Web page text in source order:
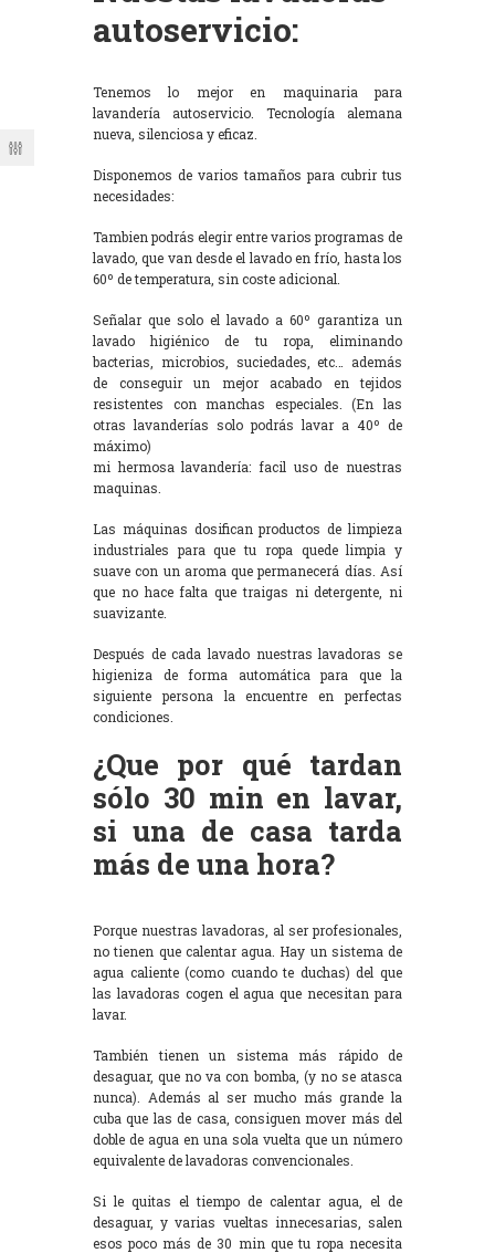
autoservicio:
Tenemos lo mejor en maquinaria para
lavandería autoservicio. Tecnología alemana
nueva, silenciosa y eficaz.
Disponemos de varios tamaños para cubrir tus
necesidades:
Tambien podrás elegir entre varios programas de
lavado, que van desde el lavado en frío, hasta los
60º de temperatura, sin coste adicional.
Señalar que solo el lavado a 60º garantiza un
lavado higiénico de tu ropa, eliminando
bacterias, microbios, suciedades, etc… además
de conseguir un mejor acabado en tejidos
resistentes con manchas especiales. (En las
otras lavanderías solo podrás lavar a 40º de
máximo)
mi hermosa lavandería: facil uso de nuestras
maquinas.
Las máquinas dosifican productos de limpieza
industriales para que tu ropa quede limpia y
suave con un aroma que permanecerá días. Así
que no hace falta que traigas ni detergente, ni
suavizante.
Después de cada lavado nuestras lavadoras se
higieniza de forma automática para que la
siguiente persona la encuentre en perfectas
condiciones.
¿Que por qué tardan
sólo 30 min en lavar,
si una de casa tarda
más de una hora?
Porque nuestras lavadoras, al ser profesionales,
no tienen que calentar agua. Hay un sistema de
agua caliente (como cuando te duchas) del que
las lavadoras cogen el agua que necesitan para
lavar.
También tienen un sistema más rápido de
desaguar, que no va con bomba, (y no se atasca
nunca). Además al ser mucho más grande la
cuba que las de casa, consiguen mover más del
doble de agua en una sola vuelta que un número
equivalente de lavadoras convencionales.
Si le quitas el tiempo de calentar agua, el de
desaguar, y varias vueltas innecesarias, salen
esos poco más de 30 min que tu ropa necesita